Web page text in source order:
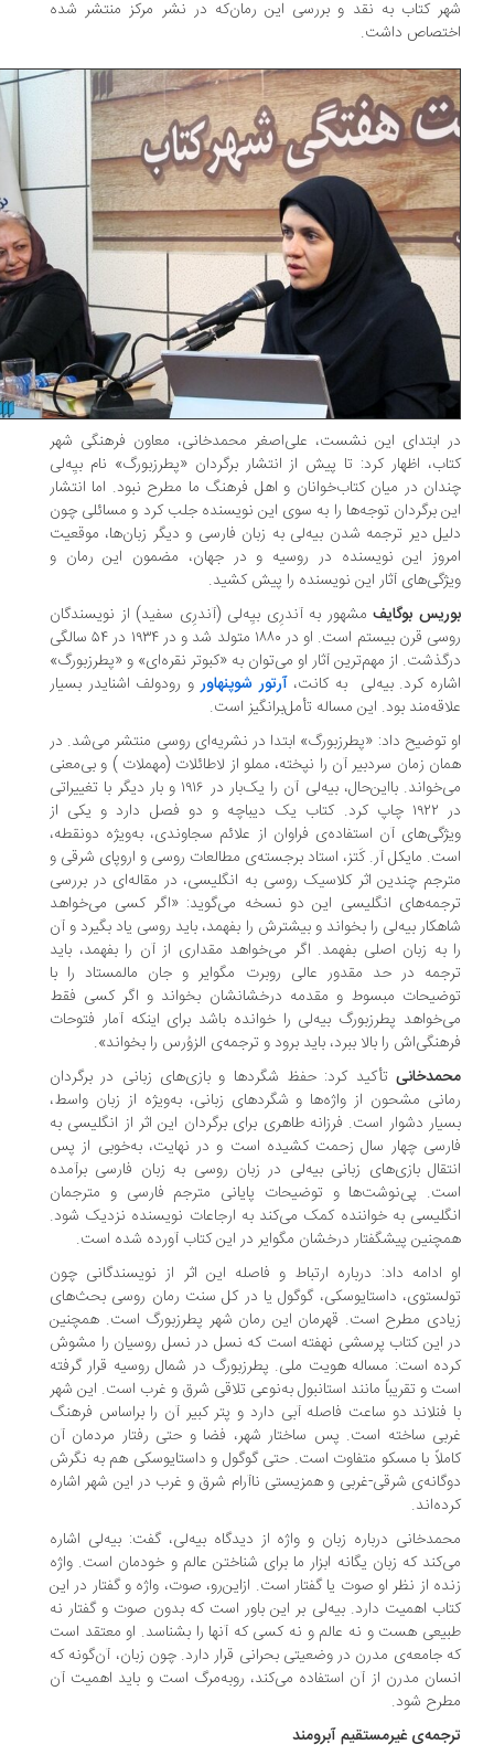
کتاب به نقد و بررسی این رمان‌که در نشر مرکز منتشر شده
داشت.
ابتدای این نشست، علی‌اصغر محمدخانی، معاون فرهنگی شهر
اظهار کرد: تا پیش از انتشار برگردان «پطرزبورگ» نام بیِه‌لی
در میان کتاب‌خوانان و اهل فرهنگ ما مطرح نبود. اما انتشار
برگردان توجه‌ها را به سوی این نویسنده جلب کرد و مسائلی چون
دیر ترجمه شدن بیه‌لی به زبان فارسی و دیگر زبان‌ها، موقعیت
این نویسنده در روسیه و در جهان، مضمون این رمان و
آثار این نویسنده را پیش کشید.
بوگایفمشهور به آندرِی بیِه‌لی (آندرِی سفید) از نویسندگان
روسی قرن بیستم است. او در ۱۸۸۰ متولد شد و در ۱۹۳۴ در ۵۴ سالگی
از مهم‌ترین آثار او می‌توان به «کبوتر نقره‌ای» و «پطرزبورگ»
کرد. بیه‌لی به کانت،آرتور شوپنهاورو رودولف اشنایدر بسیار
بود. این مساله تأمل‌برانگیز است.
توضیح داد: «پطرزبورگ» ابتدا در نشریه‌ای روسی منتشر می‌شد. در
زمان سردبیر آن را نپخته، مملو از لاطائلات (مهملات ) و بی‌معنی
می‌خواند. بااین‌حال، بیه‌لی آن را یک‌بار در ۱۹۱۶ و بار دیگر با تغییراتی
در ۱۹۲۲ چاپ کرد. کتاب یک دیباچه و دو فصل دارد و یکی از
آن استفاده‌ی فراوان از علائم سجاوندی، به‌ویژه دونقطه،
مایکل آر. کَتز، استاد برجسته‌ی مطالعات روسی و اروپای شرقی و
چندین اثر کلاسیک روسی به انگلیسی، در مقاله‌ای در بررسی
انگلیسی این دو نسخه می‌گوید: «اگر کسی می‌خواهد
بیه‌لی را بخواند و بیشترش را بفهمد، باید روسی یاد بگیرد و آن
به زبان اصلی بفهمد. اگر می‌خواهد مقداری از آن را بفهمد، باید
در حد مقدور عالی روبرت مگوایر و جان مالمستاد را با
مبسوط و مقدمه‌ درخشانشان بخواند و اگر کسی فقط
پطرزبورگ بیه‌لی را خوانده باشد برای اینکه آمار فتوحات
را بالا ببرد، باید برود و ترجمه‌ی الزوُرس را بخواند».
تأکید کرد: حفظ شگردها و بازی‌های زبانی در برگردان
مشحون از واژه‌ها و شگردهای زبانی، به‌ویژه از زبان واسط،
دشوار است. فرزانه طاهری برای برگردان این اثر از انگلیسی به
چهار سال زحمت کشیده است و در نهایت، به‌خوبی از پس
بازی‌های زبانی بیه‌لی در زبان روسی به زبان فارسی برآمده
پی‌نوشت‌ها و توضیحات پایانی مترجم فارسی و مترجمان
به خواننده کمک می‌کند به ارجاعات نویسنده نزدیک شود.
پیشگفتار درخشان مگوایر در این کتاب آورده شده است.
ادامه داد: درباره‌ ارتباط و فاصله‌ این اثر از نویسندگانی چون
داستایوسکی، گوگول یا در کل سنت رمان روسی بحث‌های
مطرح است. قهرمان این رمان شهر پطرزبورگ است. همچنین
این کتاب پرسشی نهفته است که نسل در نسل روسیان را مشوش
است: مساله‌ هویت ملی. پطرزبورگ در شمال روسیه قرار گرفته
و تقریباً مانند استانبول به‌نوعی تلاقی شرق و غرب است. این شهر
فنلاند دو ساعت فاصله‌ آبی دارد و پتر کبیر آن را براساس فرهنگ
ساخته است. پس ساختار شهر، فضا و حتی رفتار مردمان آن
با مسکو متفاوت است. حتی گوگول و داستایوسکی هم به نگرش
شرقی-غربی و همزیستی ناآرام شرق و غرب در این شهر اشاره
درباره‌ زبان و واژه از دیدگاه بیه‌لی، گفت: بیه‌لی اشاره
که زبان یگانه ابزار ما برای شناختن عالم و خودمان است. واژه‌
از نظر او صوت یا گفتار است. ازاین‌رو، صوت، واژه و گفتار در این
اهمیت دارد. بیه‌لی بر این باور است که بدون صوت و گفتار نه
هست و نه عالم و نه کسی که آنها را بشناسد. او معتقد است
جامعه‌ی مدرن در وضعیتی بحرانی قرار دارد. چون زبان، آن‌گونه که
مدرن از آن استفاده می‌کند، روبه‌مرگ است و باید اهمیت آن
شود.
غیرمستقیم آبرومند